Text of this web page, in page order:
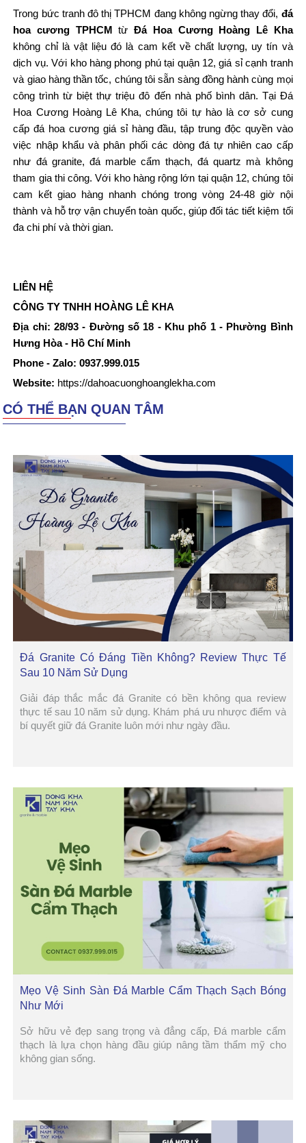
Trong bức tranh đô thị TPHCM đang không ngừng thay đổi, đá
hoa cương TPHCM từĐá Hoa Cương Hoàng Lê Kha
không chỉ là vật liệu đó là cam kết về chất lượng, uy tín và
dịch vụ. Với kho hàng phong phú tại quận 12, giá sỉ cạnh tranh
và giao hàng thần tốc, chúng tôi sẵn sàng đồng hành cùng mọi
công trình từ biệt thự triệu đô đến nhà phố bình dân. Tại Đá
Hoa Cương Hoàng Lê Kha, chúng tôi tự hào là cơ sở cung
cấp đá hoa cương giá sỉ hàng đầu, tập trung độc quyền vào
việc nhập khẩu và phân phối các dòng đá tự nhiên cao cấp
như đá granite, đá marble cẩm thạch, đá quartz mà không
tham gia thi công. Với kho hàng rộng lớn tại quận 12, chúng tôi
cam kết giao hàng nhanh chóng trong vòng 24-48 giờ nội
thành và hỗ trợ vận chuyển toàn quốc, giúp đối tác tiết kiệm tối
đa chi phí và thời gian.
LIÊN HỆ
CÔNG TY TNHH HOÀNG LÊ KHA
Địa chỉ: 28/93 - Đường số 18 - Khu phố 1 - Phường Bình
Hưng Hòa - Hồ Chí Minh
Phone - Zalo: 0937.999.015
Website: https://dahoacuonghoanglekha.com
CÓ THỂ BẠN QUAN TÂM
Đá Granite Có Đáng Tiền Không? Review Thực Tế
Sau 10 Năm Sử Dụng
Giải đáp thắc mắc đá Granite có bền không qua review
thực tế sau 10 năm sử dụng. Khám phá ưu nhược điểm và
bí quyết giữ đá Granite luôn mới như ngày đầu.
Mẹo Vệ Sinh Sàn Đá Marble Cẩm Thạch Sạch Bóng
Như Mới
Sở hữu vẻ đẹp sang trọng và đẳng cấp, Đá marble cẩm
thạch là lựa chọn hàng đầu giúp nâng tầm thẩm mỹ cho
không gian sống.